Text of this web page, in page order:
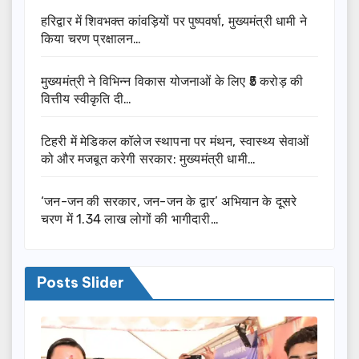
हरिद्वार में शिवभक्त कांवड़ियों पर पुष्पवर्षा, मुख्यमंत्री धामी ने
किया चरण प्रक्षालन…
मुख्यमंत्री ने विभिन्न विकास योजनाओं के लिए ₹5 करोड़ की
वित्तीय स्वीकृति दी…
टिहरी में मेडिकल कॉलेज स्थापना पर मंथन, स्वास्थ्य सेवाओं
को और मजबूत करेगी सरकार: मुख्यमंत्री धामी…
‘जन-जन की सरकार, जन-जन के द्वार’ अभियान के दूसरे
चरण में 1.34 लाख लोगों की भागीदारी…
Posts Slider